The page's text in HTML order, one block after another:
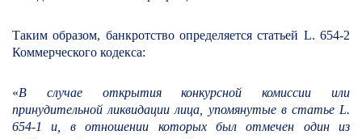
Таким образом, банкротство определяется статьей L. 654-2
Коммерческого кодекса:
«В случае открытия конкурсной комиссии или
принудительной ликвидации лица, упомянутые в статье L.
654-1 и, в отношении которых был отмечен один из